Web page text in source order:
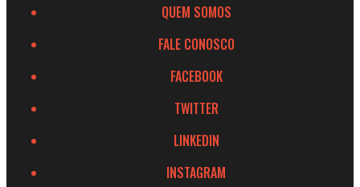
QUEM SOMOS
FALE CONOSCO
FACEBOOK
TWITTER
LINKEDIN
INSTAGRAM